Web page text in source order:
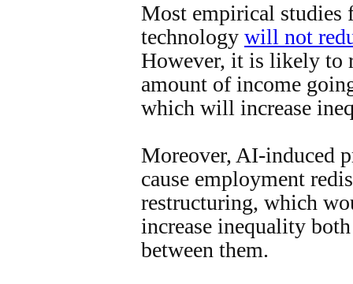
Most empirical studies
technology will not
However, it is likely to
amount of income
which will increase
Moreover, AI-induced
cause employment
restructuring, which
increase inequality
between them.